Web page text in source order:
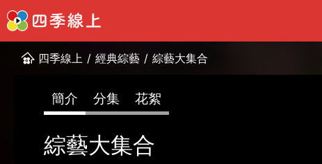
四季線上 / 經典綜藝 / 綜藝大集合
簡介 分集 花絮
綜藝大集合